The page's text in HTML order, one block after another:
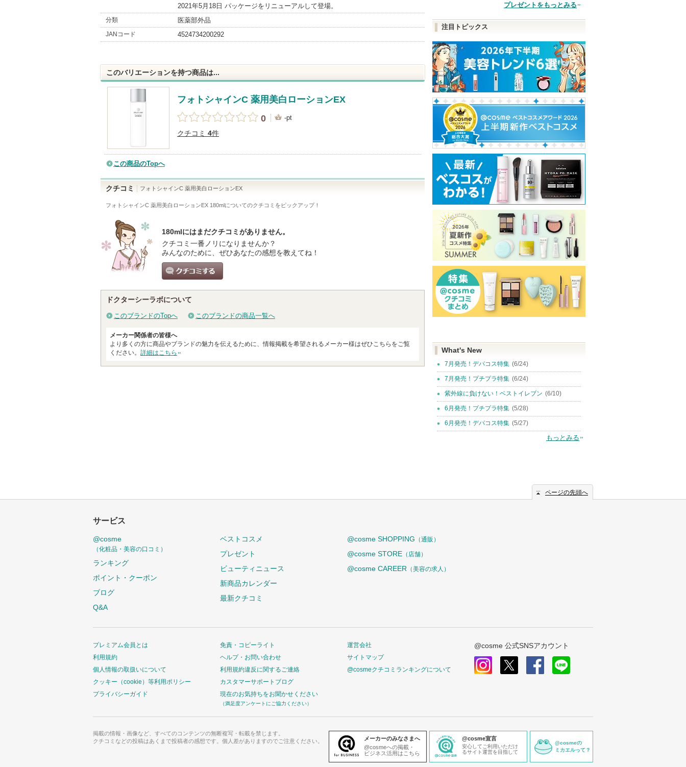
2021年5月18日 パッケージをリニューアルして登場。
分類 医薬部外品
JANコード 4524734200292
このバリエーションを持つ商品は...
フォトシャインC 薬用美白ローションEX
0
-pt
クチコミ 4件
この商品のTopへ
クチコミ フォトシャインC 薬用美白ローションEX
フォトシャインC 薬用美白ローションEX 180mlについてのクチコミをピックアップ！
180mlにはまだクチコミがありません。
クチコミ一番ノリになりませんか？
みんなのために、ぜひあなたの感想を教えてね！
ドクターシーラボについて
このブランドのTopへ このブランドの商品一覧へ
メーカー関係者の皆様へ
より多くの方に商品やブランドの魅力を伝えるために、情報掲載を希望されるメーカー様はぜひこちらをご覧
ください。 詳細はこちら
品
プレゼントをもっとみる
注目トピックス
What's New
7月発売！デパコス特集 (6/24)
7月発売！プチプラ特集 (6/24)
紫外線に負けない！ベストイレブン (6/10)
6月発売！プチプラ特集 (5/28)
6月発売！デパコス特集 (5/27)
もっとみる
ページの先頭へ
サービス
@cosme
（化粧品・美容の口コミ）
ランキング
ポイント・クーポン
ブログ
Q&A
ベストコスメ
プレゼント
ビューティニュース
新商品カレンダー
最新クチコミ
@cosme SHOPPING （通販）
@cosme STORE （店舗）
@cosme CAREER （美容の求人）
プレミアム会員とは
利用規約
個人情報の取扱いについて
クッキー（cookie）等利用ポリシー
プライバシーガイド
免責・コピーライト
ヘルプ・お問い合わせ
利用規約違反に関するご連絡
カスタマーサポートブログ
現在のお気持ちをお聞かせください
（満足度アンケートにご協力ください）
運営会社
サイトマップ
@cosmeクチコミランキングについて
@cosme 公式SNSアカウント
掲載の情報・画像など、すべてのコンテンツの無断複写・転載を禁じます。
クチコミなどの投稿はあくまで投稿者の感想です。個人差がありますのでご注意ください。
メーカーのみなさまへ
@cosmeへの掲載・
ビジネス活用はこちら
@cosme宣言
安心してご利用いただけ
るサイト運営を目指して
@cosmeの
ミカエルって？